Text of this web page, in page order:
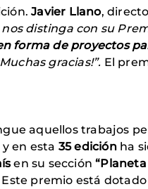
Javier Llano,
distinga con su
forma de proyectos
gracias!”. El
aquellos trabajos
en esta 35 ediciónha
en su sección
premio está